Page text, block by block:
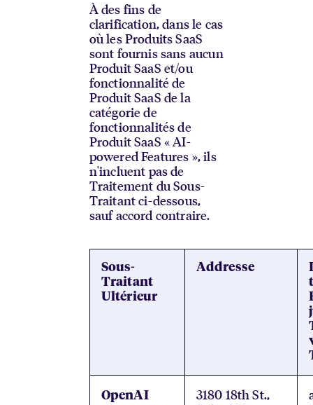
À des fins de
clarification, dans le cas
où les Produits SaaS
sont fournis sans aucun
Produit SaaS et/ou
fonctionnalité de
Produit SaaS de la
catégorie de
fonctionnalités de
Produit SaaS « AI-
powered Features », ils
n'incluent pas de
Traitement du Sous-
Traitant ci-dessous,
sauf accord contraire.
Sous-
Traitant
Ultérieur
Addresse
OpenAI
3180 18th St.,